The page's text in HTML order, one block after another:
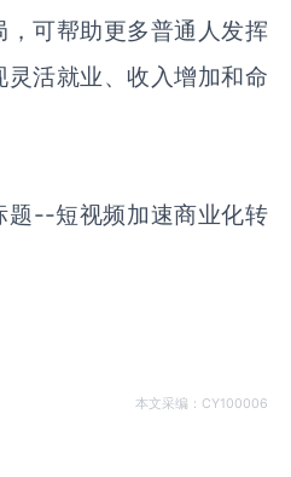
可帮助更多普通人发挥
活就业、收入增加和命
题--短视频加速商业化转
本文采编：CY100006